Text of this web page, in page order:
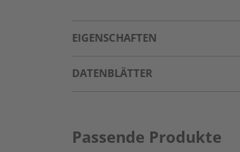
EIGENSCHAFTEN
DATENBLÄTTER
Passende Produkte